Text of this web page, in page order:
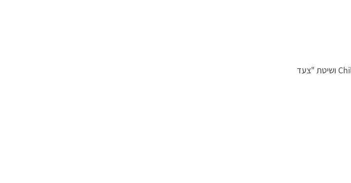
מדריכה מוסמכת להתפתחות תינוקות בשיטה המשלבת את שיטת Child‘Space ושיטת "צעד